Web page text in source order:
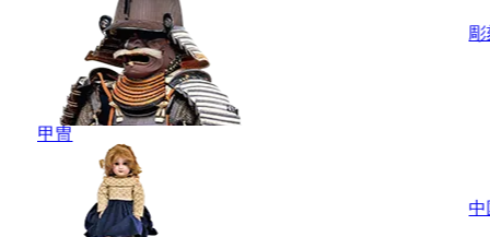
甲冑
彫
中